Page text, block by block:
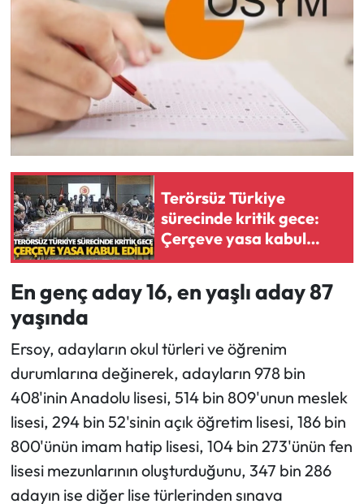
Terörsüz Türkiye
sürecinde kritik gece:
Çerçeve yasa kabul
edildi
En genç aday 16, en yaşlı aday 87
yaşında
Ersoy, adayların okul türleri ve öğrenim
durumlarına değinerek, adayların 978 bin
408'inin Anadolu lisesi, 514 bin 809'unun meslek
lisesi, 294 bin 52'sinin açık öğretim lisesi, 186 bin
800'ünün imam hatip lisesi, 104 bin 273'ünün fen
lisesi mezunlarının oluşturduğunu, 347 bin 286
adayın ise diğer lise türlerinden sınava